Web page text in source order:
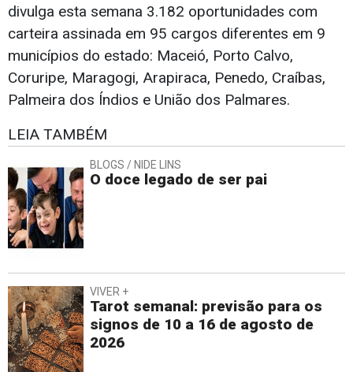
divulga esta semana 3.182 oportunidades com
carteira assinada em 95 cargos diferentes em 9
municípios do estado: Maceió, Porto Calvo,
Coruripe, Maragogi, Arapiraca, Penedo, Craíbas,
Palmeira dos Índios e União dos Palmares.
LEIA TAMBÉM
BLOGS / NIDE LINS
O doce legado de ser pai
VIVER +
Tarot semanal: previsão para os
signos de 10 a 16 de agosto de
2026